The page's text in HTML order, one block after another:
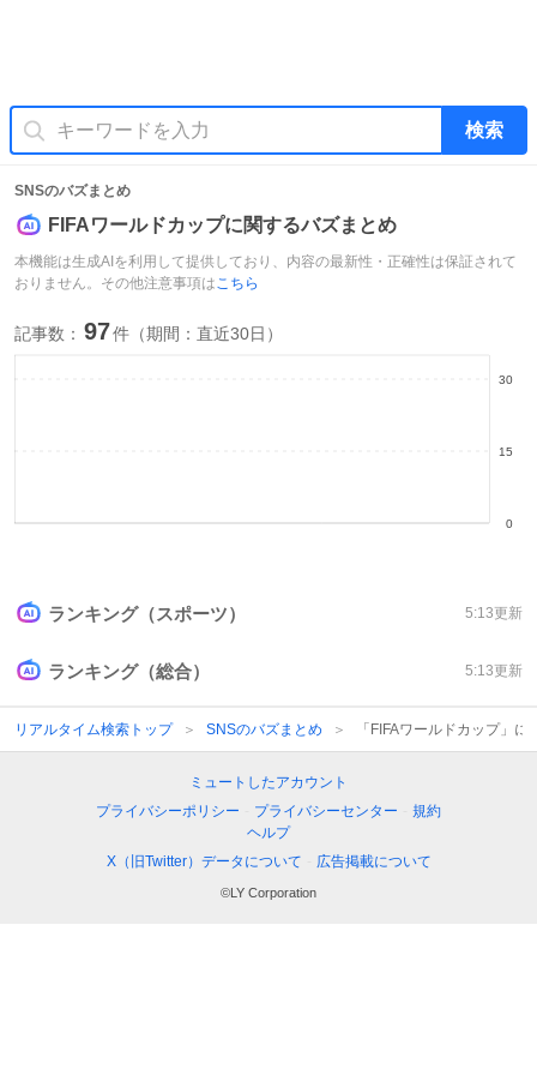
検索
SNSのバズまとめ
FIFAワールドカップに関するバズまとめ
本機能は生成AIを利用して提供しており、内容の最新性・正確性は保証されて
おりません。その他注意事項は こちら
記事数： 97件（期間： 直近30日 ）
15
30
0
ランキング（スポーツ） 5:13更新
ランキング（総合） 5:13更新
リアルタイム検索トップ SNSのバズまとめ 「FIFAワールドカップ」
ミュートしたアカウント
プライバシーポリシー
プライバシーセンター
規約
ヘルプ
X（旧Twitter）データについて
広告掲載について
©LY Corporation